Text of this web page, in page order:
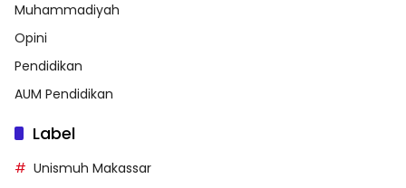
Muhammadiyah
Opini
Pendidikan
AUM Pendidikan
Label
Unismuh Makassar